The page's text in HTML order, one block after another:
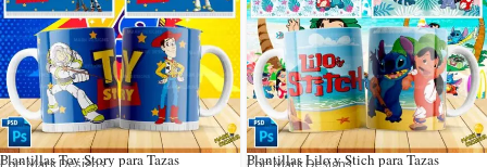
Plantillas Toy Story para Tazas
Por: Mark Designs Plantillas Lilo y Stich para Tazas
Por: Mark Designs